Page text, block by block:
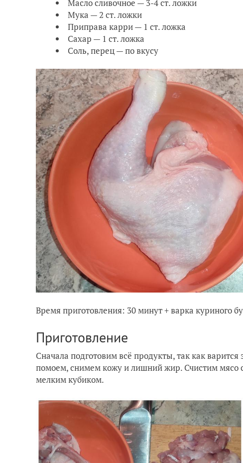
Масло сливочное — 3-4 ст. ложки
Мука — 2 ст. ложки
Приправа карри — 1 ст. ложка
Сахар — 1 ст. ложка
Соль, перец — по вкусу
Время приготовления: 30 минут + варка куриного
Приготовление
Сначала подготовим всё продукты, так как
помоем, снимем кожу и лишний жир. Счистим мясо
мелким кубиком.